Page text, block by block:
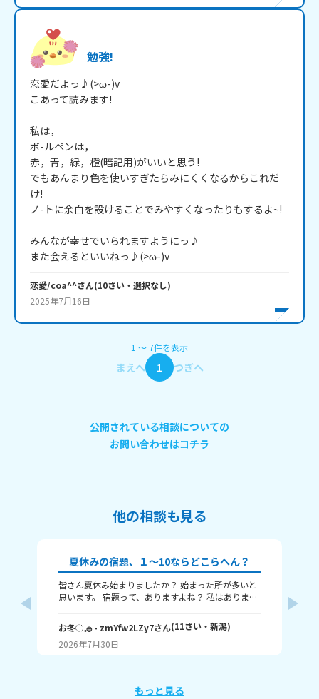
勉強!
恋愛だよっ♪(>ω-)v
こあって読みます!
私は，
ボ-ルペンは，
赤，青，緑，橙(暗記用)がいいと思う!
でもあんまり色を使いすぎたらみにくくなるからこれだ
け!
ノ-トに余白を設けることでみやすくなったりもするよ~!
みんなが幸せでいられますようにっ♪
また会えるといいねっ♪(>ω-)v
恋愛/coa^^さん(10さい・ 選択なし)
2025年7月16日
1 〜 7件を表示
まえへ 1 つぎへ
公開されている相談についての
お問い合わせはコチラ
他の相談も見る
夏休みの宿題、１～10ならどこらへん？
皆さん夏休み始まりましたか？ 始まった所が多いと
思います。 宿題って、ありますよね？ 私はありま
いうことです！ 私は6です！ワークと習字と絵が残
ってるので！ みなさんも教えてください！ それじゃ
お冬◌𓈒𓐍- zmYfw2LZy7さん(11さい・ 新潟)
2026年7月30日
もっと見る